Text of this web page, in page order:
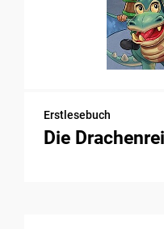
Erstlesebuch
Die